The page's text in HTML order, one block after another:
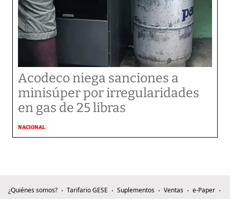
Acodeco niega sanciones a
minisúper por irregularidades
en gas de 25 libras
NACIONAL
¿Quiénes somos? Tarifario GESE Suplementos Ventas
e-Paper